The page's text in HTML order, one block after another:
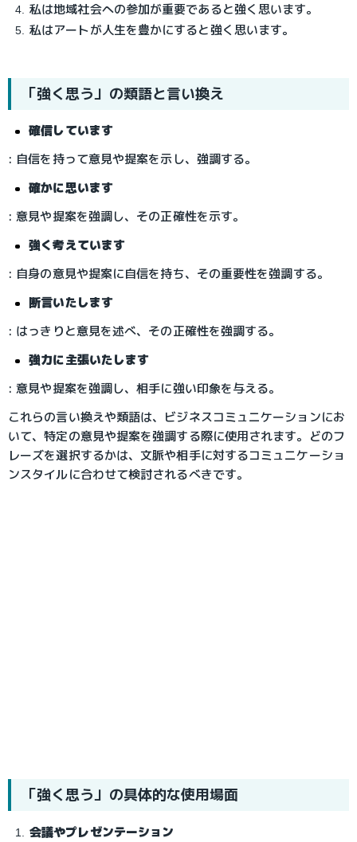
私は地域社会への参加が重要であると強く思います。
私はアートが人生を豊かにすると強く思います。
「強く思う」の類語と言い換え
確信しています
: 自信を持って意見や提案を示し、強調する。
確かに思います
: 意見や提案を強調し、その正確性を示す。
強く考えています
: 自身の意見や提案に自信を持ち、その重要性を強調する。
断言いたします
: はっきりと意見を述べ、その正確性を強調する。
強力に主張いたします
: 意見や提案を強調し、相手に強い印象を与える。
これらの言い換えや類語は、ビジネスコミュニケーションにお
いて、特定の意見や提案を強調する際に使用されます。どのフ
レーズを選択するかは、文脈や相手に対するコミュニケーショ
ンスタイルに合わせて検討されるべきです。
「強く思う」の具体的な使用場面
会議やプレゼンテーション